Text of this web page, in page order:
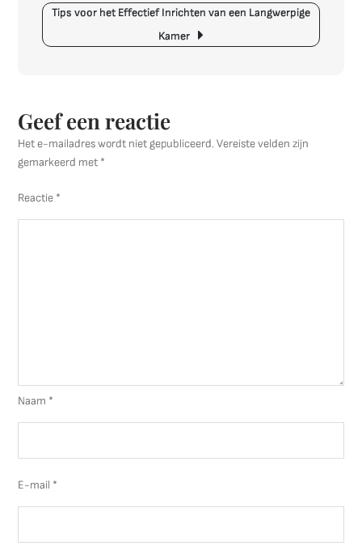
Wat
het
Tips voor het Effectief Inrichten van een Langwerpige
Kamer
Geef een reactie
Het e-mailadres wordt niet gepubliceerd. Vereiste velden zijn
gemarkeerd met *
Reactie *
Naam *
E-mail *